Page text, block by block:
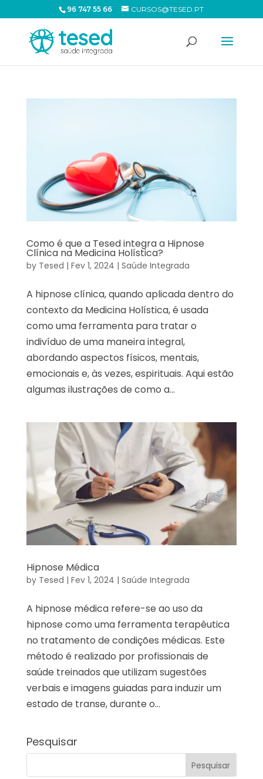
96 747 55 66 CURSOS@TESED.PT
Como é que a Tesed integra a Hipnose
Clínica na Medicina Holística?
by Tesed | Fev 1, 2024 | Saúde Integrada
A hipnose clínica, quando aplicada dentro do
contexto da Medicina Holística, é usada
como uma ferramenta para tratar o
indivíduo de uma maneira integral,
abordando aspectos físicos, mentais,
emocionais e, às vezes, espirituais. Aqui estão
algumas ilustrações de como a...
Hipnose Médica
by Tesed | Fev 1, 2024 | Saúde Integrada
A hipnose médica refere-se ao uso da
hipnose como uma ferramenta terapêutica
no tratamento de condições médicas. Este
método é realizado por profissionais de
saúde treinados que utilizam sugestões
verbais e imagens guiadas para induzir um
estado de transe, durante o...
Pesquisar